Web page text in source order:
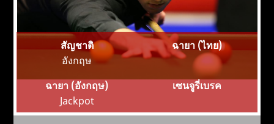
สัญชาติ
อังกฤษ
ฉายา (ไทย)
ฉายา (อังกฤษ)
Jackpot
เซนจูรี่เบรค